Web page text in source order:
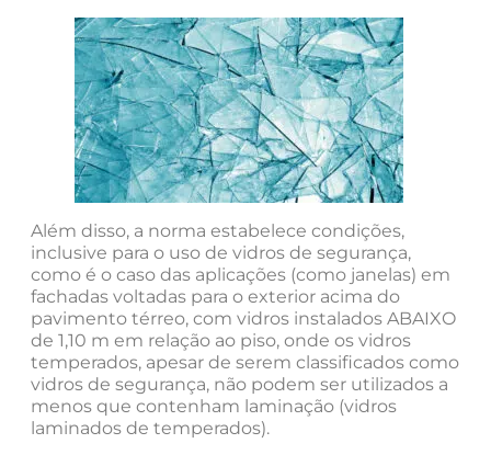
Além disso, a norma estabelece condições,
inclusive para o uso de vidros de segurança,
como é o caso das aplicações (como janelas) em
fachadas voltadas para o exterior acima do
pavimento térreo, com vidros instalados ABAIXO
de 1,10 m em relação ao piso, onde os vidros
temperados, apesar de serem classificados como
vidros de segurança, não podem ser utilizados a
menos que contenham laminação (vidros
laminados de temperados).